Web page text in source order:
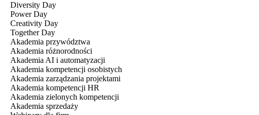
Diversity Day
Power Day
Creativity Day
Together Day
Akademia przywództwa
Akademia różnorodności
Akademia AI i automatyzacji
Akademia kompetencji osobistych
Akademia zarządzania projektami
Akademia kompetencji HR
Akademia zielonych kompetencji
Akademia sprzedaży